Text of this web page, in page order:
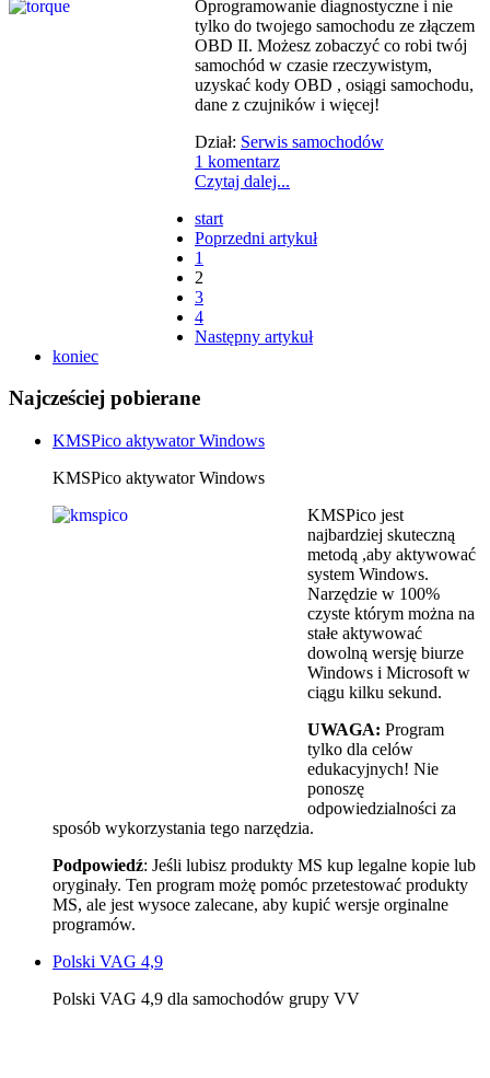
Oprogramowanie diagnostyczne i nie
tylko do twojego samochodu ze złączem
OBD II. Możesz zobaczyć co robi twój
samochód w czasie rzeczywistym,
uzyskać kody OBD , osiągi samochodu,
dane z czujników i więcej!
Dział: Serwis samochodów
1 komentarz
Czytaj dalej...
start
Poprzedni artykuł
1
2
3
4
Następny artykuł
koniec
Najcześciej pobierane
KMSPico aktywator Windows
KMSPico aktywator Windows
KMSPico jest
najbardziej skuteczną
metodą ,aby aktywować
system Windows.
Narzędzie w 100%
czyste którym można na
stałe aktywować
dowolną wersję biurze
Windows i Microsoft w
ciągu kilku sekund.
UWAGA: Program
tylko dla celów
edukacyjnych! Nie
ponoszę
odpowiedzialności za
sposób wykorzystania tego narzędzia.
Podpowiedź: Jeśli lubisz produkty MS kup legalne kopie lub
oryginały. Ten program możę pomóc przetestować produkty
MS, ale jest wysoce zalecane, aby kupić wersje orginalne
programów.
Polski VAG 4,9
Polski VAG 4,9 dla samochodów grupy VV